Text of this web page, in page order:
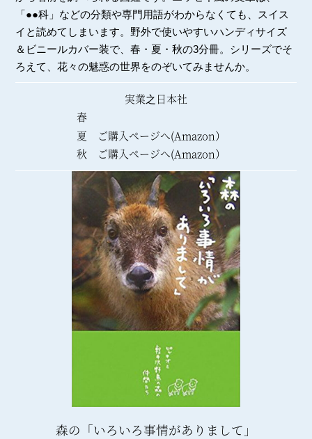
「●●科」などの分類や専門用語がわからなくても、スイス
イと読めてしまいます。野外で使いやすいハンディサイズ
＆ビニールカバー装で、春・夏・秋の3分冊。シリーズでそ
ろえて、花々の魅惑の世界をのぞいてみませんか。
実業之日本社
春
夏 ご購入ページへ(Amazon）
秋 ご購入ページへ(Amazon）
森の「いろいろ事情がありまして」